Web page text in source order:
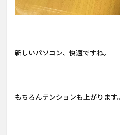
新しいパソコン、快適ですね。
もちろんテンションも上がります。